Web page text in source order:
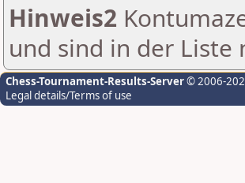
Hinweis2
und sind in der
Chess-Tournament-Results-Server© 2006-
Legal details/Terms of use